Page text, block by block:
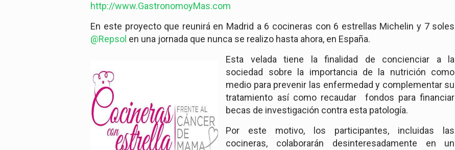
http://www.GastronomoyMas.com
En este proyecto que reunirá en Madrid a 6 cocineras con 6 estrellas Michelin y 7 soles
@Repsol en una jornada que nunca se realizo hasta ahora, en España.
Esta velada tiene la finalidad de concienciar a la
sociedad sobre la importancia de la nutrición como
medio para prevenir las enfermedad y complementar su
tratamiento así como recaudar fondos para financiar
becas de investigación contra esta patología.
Por este motivo, los participantes, incluidas las
cocineras, colaborarán desinteresadamente en un